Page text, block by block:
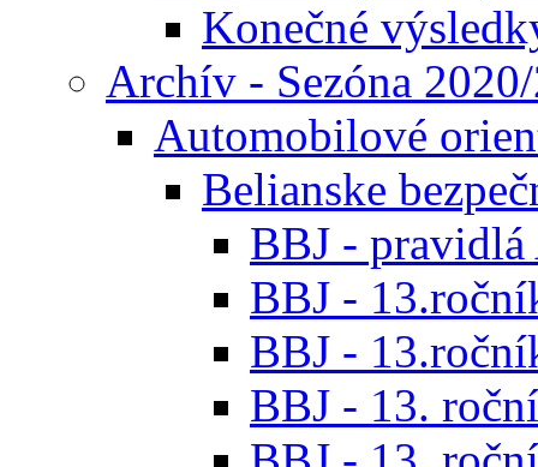
Konečné
Archív - Sezóna
Automobilové
Belianske
BBJ - pravidlá
BBJ -
BBJ -
BBJ - 13.